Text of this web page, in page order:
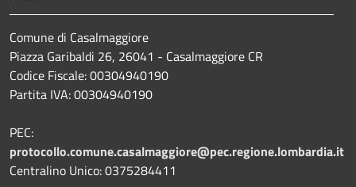
Comune di Casalmaggiore
Piazza Garibaldi 26, 26041 - Casalmaggiore CR
Codice Fiscale: 00304940190
Partita IVA: 00304940190
PEC:
protocollo.comune.casalmaggiore@pec.regione.lombardia.it
Centralino Unico: 0375284411